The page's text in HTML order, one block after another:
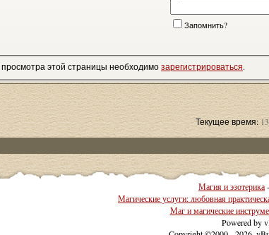
Запомнить?
этой страницы необходимозарегистрироваться.
Текущее время:
Магия и эзотерика
Магические услуги: любовная
Маг и магические
Powered by